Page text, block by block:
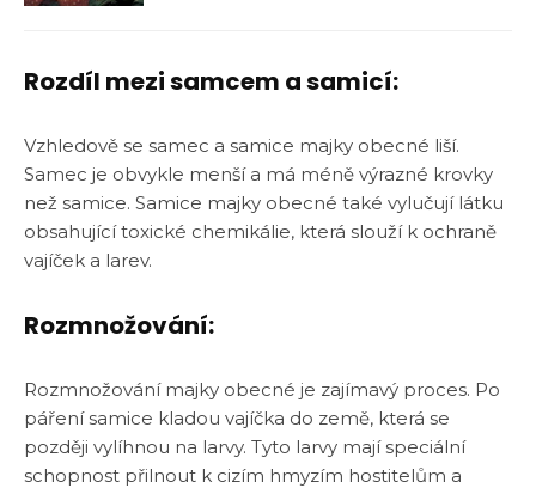
Rozdíl mezi samcem a samicí:
Vzhledově se samec a samice majky obecné liší.
Samec je obvykle menší a má méně výrazné krovky
než samice. Samice majky obecné také vylučují látku
obsahující toxické chemikálie, která slouží k ochraně
vajíček a larev.
Rozmnožování:
Rozmnožování majky obecné je zajímavý proces. Po
páření samice kladou vajíčka do země, která se
později vylíhnou na larvy. Tyto larvy mají speciální
schopnost přilnout k cizím hmyzím hostitelům a